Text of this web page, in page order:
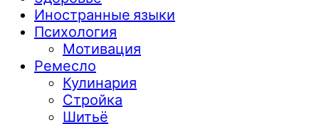
Иностранные языки
Психология
Мотивация
Ремесло
Кулинария
Стройка
Шитьё